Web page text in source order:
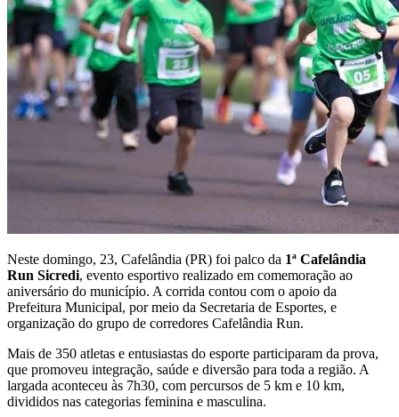
Neste domingo, 23, Cafelândia (PR) foi palco da 1ª Cafelândia
Run Sicredi, evento esportivo realizado em comemoração ao
aniversário do município. A corrida contou com o apoio da
Prefeitura Municipal, por meio da Secretaria de Esportes, e
organização do grupo de corredores Cafelândia Run.
Mais de 350 atletas e entusiastas do esporte participaram da prova,
que promoveu integração, saúde e diversão para toda a região. A
largada aconteceu às 7h30, com percursos de 5 km e 10 km,
divididos nas categorias feminina e masculina.